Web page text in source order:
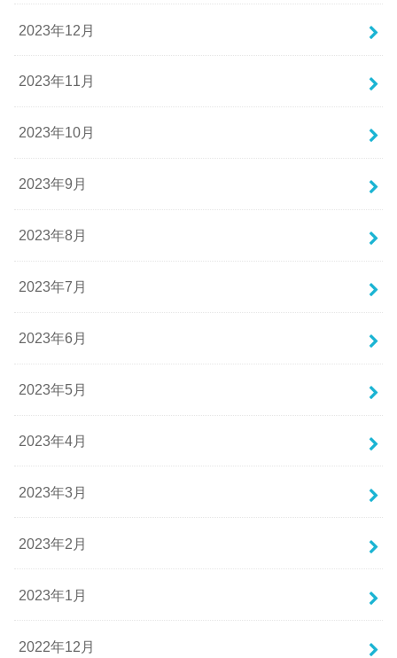
2023年12月
2023年11月
2023年10月
2023年9月
2023年8月
2023年7月
2023年6月
2023年5月
2023年4月
2023年3月
2023年2月
2023年1月
2022年12月